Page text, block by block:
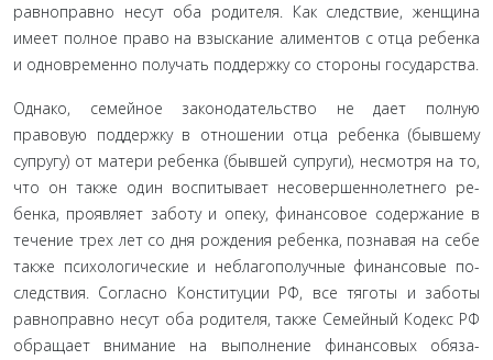
равноправно несут оба родителя. Как следствие, женщина
имеет полное право на взыскание алиментов с отца ребенка
и одновременно получать поддержку со стороны государства.
Однако, семейное законодательство не дает полную
правовую поддержку в отношении отца ребенка (бывшему
супругу) от матери ребенка (бывшей супруги), несмотря на то,
что он также один воспитывает несовершеннолетнего ре­
бенка, проявляет заботу и опеку, финансовое содержание в
течение трех лет со дня рождения ребенка, познавая на себе
также психологические и неблагополучные финансовые по­
следствия. Согласно Конституции РФ, все тяготы и заботы
равноправно несут оба родителя, также Семейный Кодекс РФ
обращает внимание на выполнение финансовых обяза­